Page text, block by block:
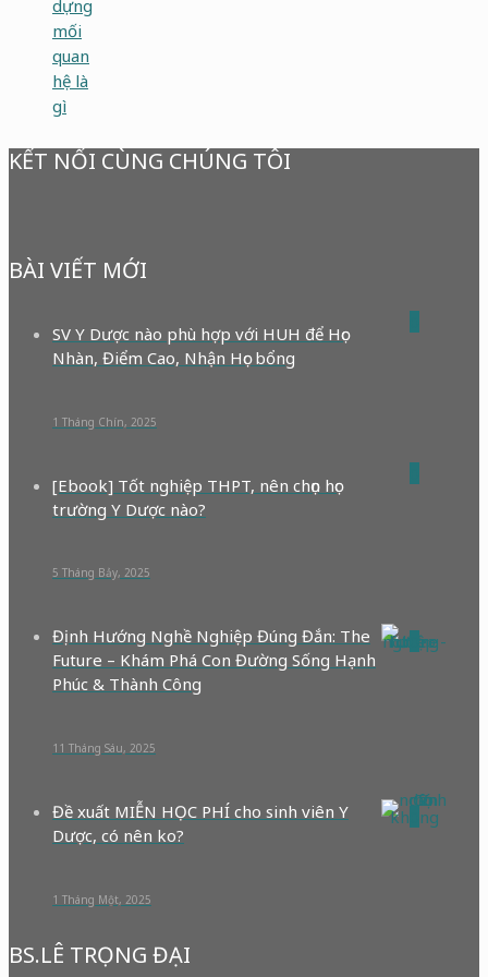
dựng
mối
quan
hệ là
gì
KẾT NỐI CÙNG CHÚNG TÔI
BÀI VIẾT MỚI
SV Y Dược nào phù hợp với HUH để Học
Nhàn, Điểm Cao, Nhận Học bổng
1 Tháng Chín, 2025
[Ebook] Tốt nghiệp THPT, nên chọn học
trường Y Dược nào?
5 Tháng Bảy, 2025
0
Định Hướng Nghề Nghiệp Đúng Đắn: The
Future – Khám Phá Con Đường Sống Hạnh
Phúc & Thành Công
11 Tháng Sáu, 2025
Đề xuất MIỄN HỌC PHÍ cho sinh viên Y
Dược, có nên ko?
1 Tháng Một, 2025
BS.LÊ TRỌNG ĐẠI